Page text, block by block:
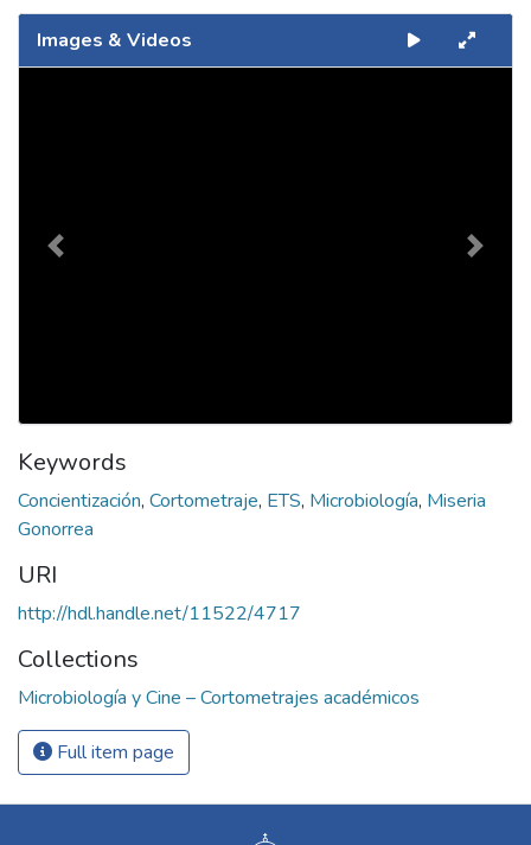
Images & Videos
Previous Next
Keywords
Concientización, Cortometraje, ETS, Microbiología, Miseria
Gonorrea
URI
http://hdl.handle.net/11522/4717
Collections
Microbiología y Cine – Cortometrajes académicos
Full item page